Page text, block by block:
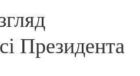
Президента